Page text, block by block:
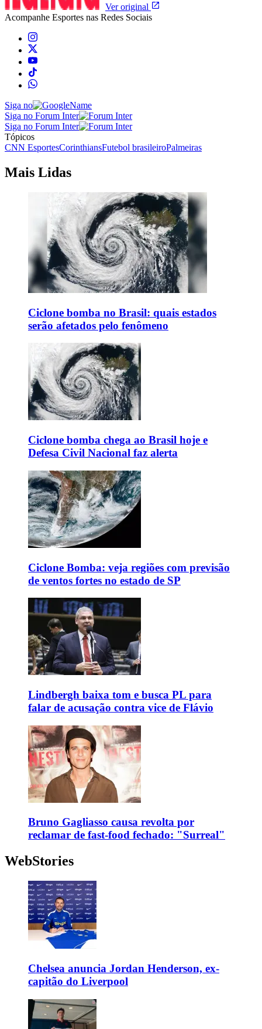
Ver original
Acompanhe Esportes nas Redes Sociais
Siga no
Siga no Forum Inter
Siga no Forum Inter
Tópicos
CNN EsportesCorinthiansFutebol brasileiroPalmeiras
Mais Lidas
Ciclone bomba no Brasil: quais estados
serão afetados pelo fenômeno
Ciclone bomba chega ao Brasil hoje e
Defesa Civil Nacional faz alerta
Ciclone Bomba: veja regiões com previsão
de ventos fortes no estado de SP
Lindbergh baixa tom e busca PL para
falar de acusação contra vice de Flávio
Bruno Gagliasso causa revolta por
reclamar de fast-food fechado: "Surreal"
WebStories
Chelsea anuncia Jordan Henderson, ex-
capitão do Liverpool